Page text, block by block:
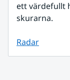
ett värdefullt
skurarna.
Radar